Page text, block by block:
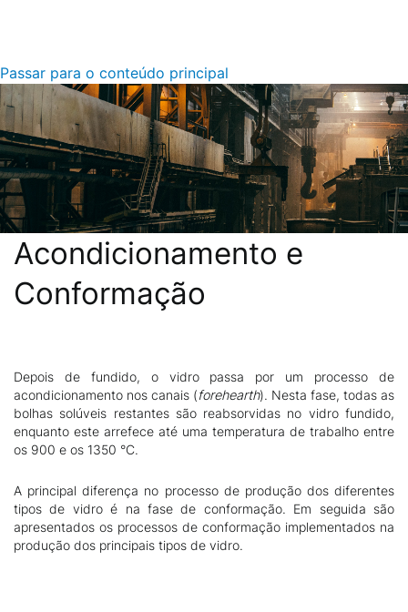
Passar para o conteúdo principal
Acondicionamento e
Conformação
Descrição
Depois de fundido, o vidro passa por um processo de
acondicionamento nos canais (forehearth). Nesta fase, todas as
bolhas solúveis restantes são reabsorvidas no vidro fundido,
enquanto este arrefece até uma temperatura de trabalho entre
os 900 e os 1350 °C.
A principal diferença no processo de produção dos diferentes
tipos de vidro é na fase de conformação. Em seguida são
apresentados os processos de conformação implementados na
produção dos principais tipos de vidro.